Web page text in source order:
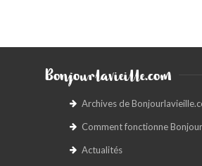
Bonjourlavieille.com
Archives de
Comment fonctionne
Actualités